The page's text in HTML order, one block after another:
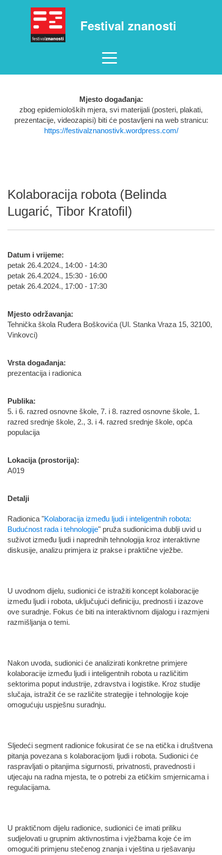
Festival znanosti
Mjesto događanja:
zbog epidemioloških mjera, svi materijali (posteri, plakati,
prezentacije, videozapisi) biti će postavljeni na web stranicu:
https://festivalznanostivk.wordpress.com/
Kolaboracija robota (Belinda
Lugarić, Tibor Kratofil)
Datum i vrijeme:
petak 26.4.2024., 14:00 - 14:30
petak 26.4.2024., 15:30 - 16:00
petak 26.4.2024., 17:00 - 17:30
Mjesto održavanja:
Tehnička škola Ruđera Boškovića (Ul. Stanka Vraza 15, 32100,
Vinkovci)
Vrsta događanja:
prezentacija i radionica
Publika:
5. i 6. razred osnovne škole, 7. i 8. razred osnovne škole, 1.
razred srednje škole, 2., 3. i 4. razred srednje škole, opća
populacija
Lokacija (prostorija):
A019
Detalji
Radionica "Kolaboracija između ljudi i inteligentnih robota:
Budućnost rada i tehnologije" pruža sudionicima dublji uvid u
suživot između ljudi i naprednih tehnologija kroz interaktivne
diskusije, analizu primjera iz prakse i praktične vježbe.
U uvodnom dijelu, sudionici će istražiti koncept kolaboracije
između ljudi i robota, uključujući definiciju, prednosti i izazove
ove suradnje. Fokus će biti na interaktivnom dijalogu i razmjeni
razmišljanja o temi.
Nakon uvoda, sudionici će analizirati konkretne primjere
kolaboracije između ljudi i inteligentnih robota u različitim
sektorima poput industrije, zdravstva i logistike. Kroz studije
slučaja, istražit će se različite strategije i tehnologije koje
omogućuju uspješnu suradnju.
Sljedeći segment radionice fokusirat će se na etička i društvena
pitanja povezana s kolaboracijom ljudi i robota. Sudionici će
raspravljati o pitanjima sigurnosti, privatnosti, pravednosti i
utjecaju na radna mjesta, te o potrebi za etičkim smjernicama i
regulacijama.
U praktičnom dijelu radionice, sudionici će imati priliku
sudjelovati u grupnim aktivnostima i vježbama koje će im
omogućiti primjenu stečenog znanja i vještina u rješavanju